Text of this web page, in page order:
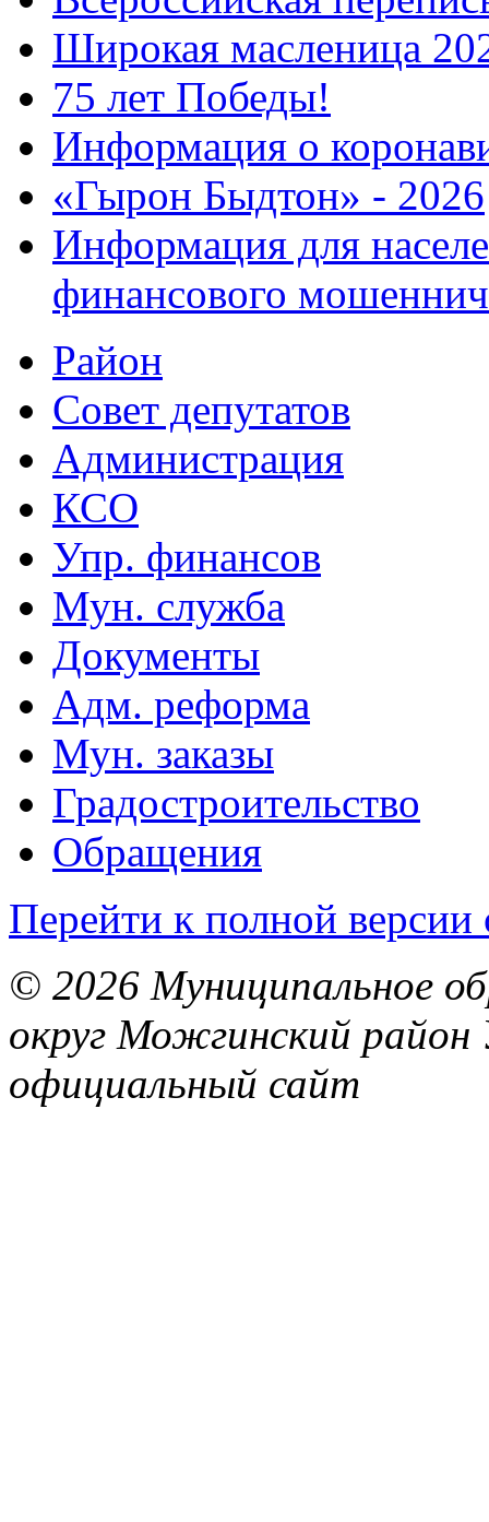
Широкая масленица
75 лет Победы!
Информация о
«Гырон Быдтон» - 2026
Информация для
финансового
Район
Совет депутатов
Администрация
КСО
Упр. финансов
Мун. служба
Документы
Адм. реформа
Мун. заказы
Градостроительство
Обращения
Перейти к полной версии
© 2026 Муниципальное
округ Можгинский район
официальный сайт